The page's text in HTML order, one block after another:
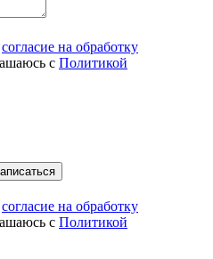
согласие на обработку
c Политикой
согласие на обработку
c Политикой